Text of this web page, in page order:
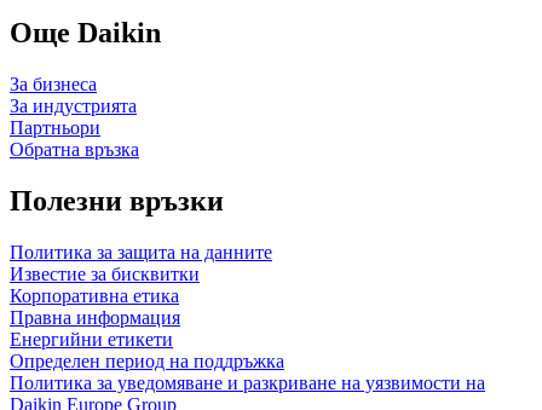
Още Daikin
За бизнеса
За индустрията
Партньори
Обратна връзка
Полезни връзки
Политика за защита на данните
Известие за бисквитки
Корпоративна етика
Правна информация
Енергийни етикети
Определен период на поддръжка
Политика за уведомяване и разкриване на уязвимости на
Daikin Europe Group